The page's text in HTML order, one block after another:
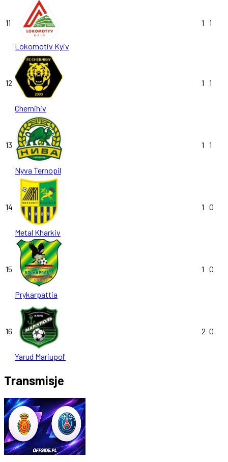
11
Lokomotiv Kyiv
1 1
12
Chernihiv
1 1
13
Nyva Ternopil
1 1
14
Metal Kharkiv
1 0
15
Prykarpattia
1 0
16
Yarud Mariupol'
2 0
Transmisje